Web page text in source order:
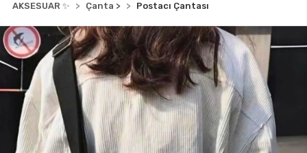
AKSESUAR ✨ Çanta > Postacı Çantası